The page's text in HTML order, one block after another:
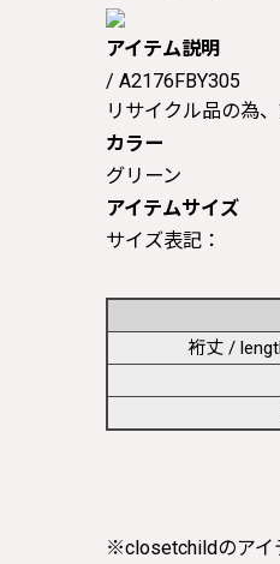
アイテム説明
/ A2176FBY305
リサイクル品の為
カラー
グリーン
アイテムサイズ
サイズ表記：
裄丈 /
※closetchildのアイ